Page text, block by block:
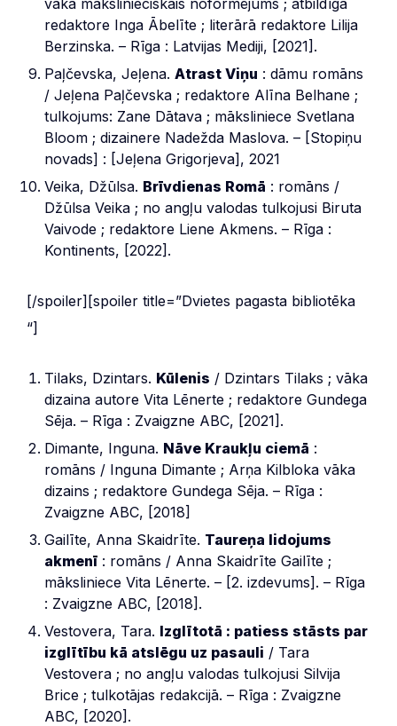
redaktore Inga Ābelīte ; literārā redaktore Lilija
Berzinska. – Rīga : Latvijas Mediji, [2021].
Paļčevska, Jeļena. Atrast Viņu : dāmu romāns
/ Jeļena Paļčevska ; redaktore Alīna Belhane ;
tulkojums: Zane Dātava ; māksliniece Svetlana
Bloom ; dizainere Nadežda Maslova. – [Stopiņu
novads] : [Jeļena Grigorjeva], 2021
Veika, Džūlsa. Brīvdienas Romā : romāns /
Džūlsa Veika ; no angļu valodas tulkojusi Biruta
Vaivode ; redaktore Liene Akmens. – Rīga :
Kontinents, [2022].
[/spoiler][spoiler title=”Dvietes pagasta bibliotēka
“]
Tilaks, Dzintars. Kūlenis / Dzintars Tilaks ; vāka
dizaina autore Vita Lēnerte ; redaktore Gundega
Sēja. – Rīga : Zvaigzne ABC, [2021].
Dimante, Inguna. Nāve Kraukļu ciemā :
romāns / Inguna Dimante ; Arņa Kilbloka vāka
dizains ; redaktore Gundega Sēja. – Rīga :
Zvaigzne ABC, [2018]
Gailīte, Anna Skaidrīte. Taureņa lidojums
akmenī : romāns / Anna Skaidrīte Gailīte ;
māksliniece Vita Lēnerte. – [2. izdevums]. – Rīga
: Zvaigzne ABC, [2018].
Vestovera, Tara. Izglītotā : patiess stāsts par
izglītību kā atslēgu uz pasauli / Tara
Vestovera ; no angļu valodas tulkojusi Silvija
Brice ; tulkotājas redakcijā. – Rīga : Zvaigzne
ABC, [2020].